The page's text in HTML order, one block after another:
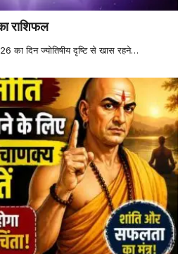
राशिफल
दिन ज्योतिषीय दृष्टि से खास रहने…